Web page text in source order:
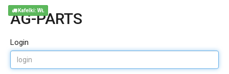
AG-PARTS
Login
Kafelki: WŁ